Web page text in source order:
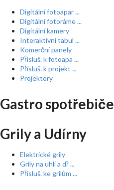
Digitální fotoapar ...
Digitální fotoráme ...
Digitální kamery
Interaktivní tabul ...
Komerční panely
Přísluš. k fotoapa ...
Přísluš. k projekt ...
Projektory
Gastro spotřebiče
Grily a Udírny
Elektrické grily
Grily na uhlí a dř ...
Přísluš. ke grilům ...